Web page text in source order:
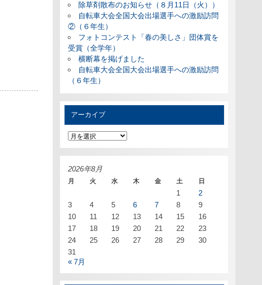
除草剤散布のお知らせ（８月11日（火））
自転車大会全国大会出場選手への激励訪問
②（６年生）
フォトコンテスト「春の美しさ」団体賞を
受賞（全学年）
横断幕を掲げました
自転車大会全国大会出場選手への激励訪問
（６年生）
アーカイブ
ア
ー
カ
イ
2026年8月
月 火 水 木 金 土 日
1
2
3
4 5 6 7 8
9
10
11 12 13 14 15
16
17
18 19 20 21 22
23
24
25 26 27 28 29
30
31
« 7月